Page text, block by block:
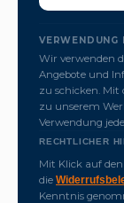
VERWENDUNG
Wir verwenden
Angebote und
zu schicken.
zu unserem
Verwendung
RECHTLICHER
Mit Klick auf
die
Kenntnis